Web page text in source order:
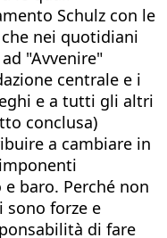
Schulz con le
nei quotidiani
"Avvenire"
centrale e i
e a tutti gli altri
conclusa)
a cambiare in
baro. Perché non
sono forze e
di fare